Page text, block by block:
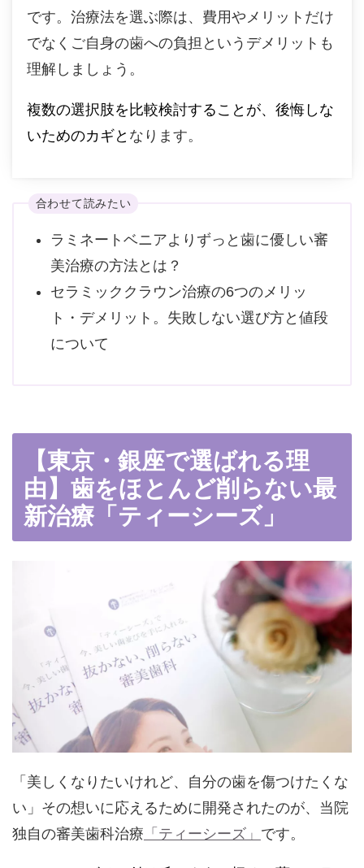
です。治療法を選ぶ際は、費用やメリットだけ
でなくご自身の歯への負担というデメリットも
理解しましょう。
複数の選択肢を比較検討することが、後悔しな
いためのカギと なります。
合わせて読みたい
ラミネートベニアよりずっと歯に優しい審
美治療の方法とは？
セラミッククラウン治療の6つのメリッ
ト・デメリット。失敗しない選び方と値段
について
【東京・銀座で選ばれる理
由】歯をほとんど削らない最
新治療「ティーシーズ」
「美しくなりたいけれど、自分の歯を傷つけたくな
い」その想いに応えるために開発されたのが、当院
独自の審美歯科治療 「ティーシーズ」 です。